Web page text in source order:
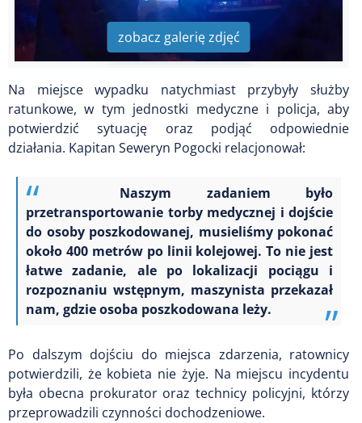
zobacz galerię zdjęć
Na miejsce wypadku natychmiast przybyły służby
ratunkowe, w tym jednostki medyczne i policja, aby
potwierdzić sytuację oraz podjąć odpowiednie
działania. Kapitan Seweryn Pogocki relacjonował:
Naszym zadaniem było
przetransportowanie torby medycznej i dojście
do osoby poszkodowanej, musieliśmy pokonać
około 400 metrów po linii kolejowej. To nie jest
łatwe zadanie, ale po lokalizacji pociągu i
rozpoznaniu wstępnym, maszynista przekazał
nam, gdzie osoba poszkodowana leży.
Po dalszym dojściu do miejsca zdarzenia, ratownicy
potwierdzili, że kobieta nie żyje. Na miejscu incydentu
była obecna prokurator oraz technicy policyjni, którzy
przeprowadzili czynności dochodzeniowe.